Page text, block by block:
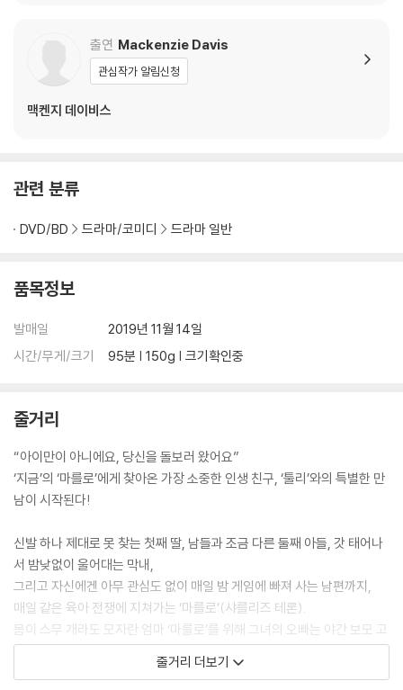
진행이 가능합니다. 택배 이동 중 파손이 발생하지 않도록 완충 포장을 부
출연 Mackenzie Davis
관심작가 알림신청
맥켄지 데이비스
관련 분류
DVD/BD 드라마/코미디 드라마 일반
품목정보
발매일
2019년 11월 14일
시간/무게/크기
95분 | 150g | 크기확인중
줄거리
“아이만이 아니에요, 당신을 돌보러 왔어요”
‘지금’의 ‘마를로’에게 찾아온 가장 소중한 인생 친구, ‘툴리’와의 특별한 만
남이 시작된다!
신발 하나 제대로 못 찾는 첫째 딸, 남들과 조금 다른 둘째 아들, 갓 태어나
서 밤낮없이 울어대는 막내,
그리고 자신에겐 아무 관심도 없이 매일 밤 게임에 빠져 사는 남편까지,
매일 같은 육아 전쟁에 지쳐가는 ‘마를로’(샤를리즈 테론).
몸이 스무 개라도 모자란 엄마 ‘마를로’를 위해 그녀의 오빠는 야간 보모 고
용을 권유한다.
아이는 엄마가 돌봐야 한다고 철석같이 믿어 왔던 ‘마를로’는 고민 끝에
줄거리 더보기